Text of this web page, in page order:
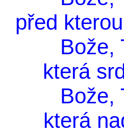
před
Bože,
která
Bože,
která